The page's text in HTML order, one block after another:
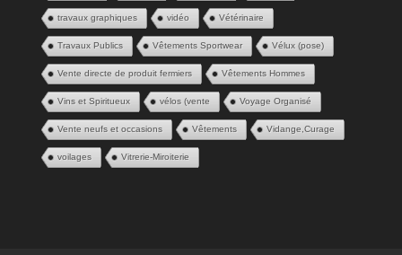
travaux graphiques vidéo Vétérinaire
Travaux Publics Vêtements Sportwear Vélux (pose)
Vente directe de produit fermiers Vêtements Hommes
Vins et Spiritueux vélos (vente Voyage Organisé
Vente neufs et occasions Vêtements Vidange,Curage
voilages Vitrerie-Miroiterie